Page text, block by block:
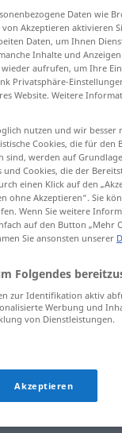
Daten wie
Akzeptieren aktivieren
Daten, um Ihnen
Inhalte und
aufrufen, um Ihre
Privatsphäre-
Website. Weitere
nutzen und wir besser
Cookies, die für den
werden auf
Cookies, die der
einen Klick auf den
ohne Akzeptieren“. Sie
Wenn Sie weitere
auf den Button „Mehr
Sie ansonsten unserer
Folgendes
zur Identifikation aktiv
Werbung und
von Dienstleistungen.
Akzeptieren